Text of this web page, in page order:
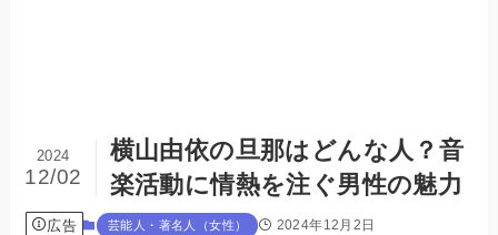
横山由依の旦那はどんな人？音
楽活動に情熱を注ぐ男性の魅力
2024
12/02
広告 芸能人・著名人（女性） 2024年12月2日